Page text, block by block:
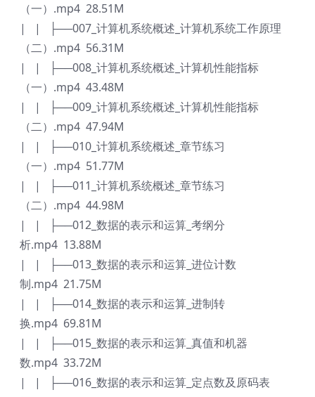
（一）.mp4 28.51M
| | ├──007_计算机系统概述_计算机系统工作原理
（二）.mp4 56.31M
| | ├──008_计算机系统概述_计算机性能指标
（一）.mp4 43.48M
| | ├──009_计算机系统概述_计算机性能指标
（二）.mp4 47.94M
| | ├──010_计算机系统概述_章节练习
（一）.mp4 51.77M
| | ├──011_计算机系统概述_章节练习
（二）.mp4 44.98M
| | ├──012_数据的表示和运算_考纲分
析.mp4 13.88M
| | ├──013_数据的表示和运算_进位计数
制.mp4 21.75M
| | ├──014_数据的表示和运算_进制转
换.mp4 69.81M
| | ├──015_数据的表示和运算_真值和机器
数.mp4 33.72M
| | ├──016_数据的表示和运算_定点数及原码表